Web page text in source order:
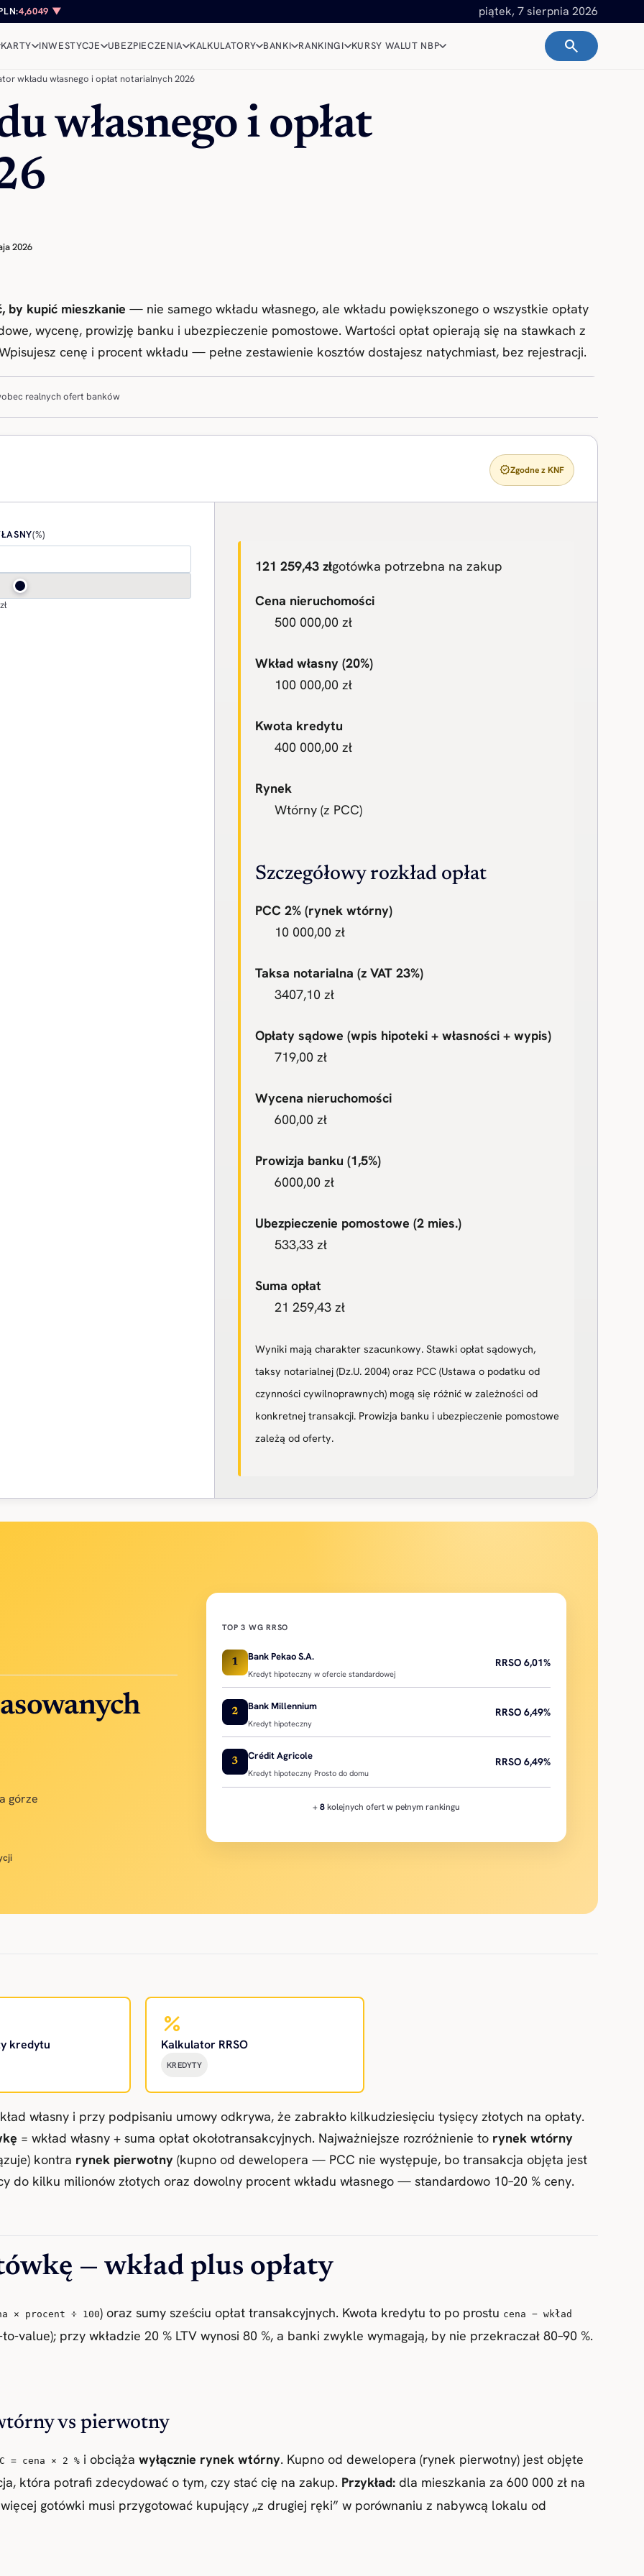
4,6049 ▼ piątek, 7 sierpnia 2026
KARTY INWESTYCJE UBEZPIECZENIA KALKULATORY BANKI RANKINGI KURSY WALUT NBP search
wkładu własnego i opłat notarialnych 2026
własnego i opłat
2026
by kupić mieszkanie — nie samego wkładu własnego, ale wkładu powiększonego o wszystkie opłaty
wycenę, prowizję banku i ubezpieczenie pomostowe. Wartości opłat opierają się na stawkach z
cenę i procent wkładu — pełne zestawienie kosztów dostajesz natychmiast, bez rejestracji.
realnych ofert banków
verifiedZgodne z KNF
(%)
121 259,43 złgotówka potrzebna na zakup
Cena nieruchomości
500 000,00 zł
Wkład własny (20%)
100 000,00 zł
Kwota kredytu
400 000,00 zł
Rynek
Wtórny (z PCC)
Szczegółowy rozkład opłat
PCC 2% (rynek wtórny)
10 000,00 zł
Taksa notarialna (z VAT 23%)
3407,10 zł
Opłaty sądowe (wpis hipoteki + własności + wypis)
719,00 zł
Wycena nieruchomości
600,00 zł
Prowizja banku (1,5%)
6000,00 zł
Ubezpieczenie pomostowe (2 mies.)
533,33 zł
Suma opłat
21 259,43 zł
Wyniki mają charakter szacunkowy. Stawki opłat sądowych,
taksy notarialnej (Dz.U. 2004) oraz PCC (Ustawa o podatku od
czynności cywilnoprawnych) mogą się różnić w zależności od
konkretnej transakcji. Prowizja banku i ubezpieczenie pomostowe
zależą od oferty.
górze
TOP 3 WG RRSO
1 Bank Pekao S.A.
Kredyt hipoteczny w ofercie standardowej
RRSO 6,01%
2 Bank Millennium
Kredyt hipoteczny
RRSO 6,49%
3 Crédit Agricole
Kredyt hipoteczny Prosto do domu
RRSO 6,49%
+8kolejnych ofert w pełnym rankingu
kredytu
percent
Kalkulator RRSO
KREDYTY
własny i przy podpisaniu umowy odkrywa, że zabrakło kilkudziesięciu tysięcy złotych na opłaty.
= wkład własny + suma opłat okołotransakcyjnych. Najważniejsze rozróżnienie to rynek wtórny
kontra rynek pierwotny (kupno od dewelopera — PCC nie występuje, bo transakcja objęta jest
do kilku milionów złotych oraz dowolny procent wkładu własnego — standardowo 10–20 % ceny.
— wkład plus opłaty
× procent ÷ 100) oraz sumy sześciu opłat transakcyjnych. Kwota kredytu to po prostu cena − wkład
value); przy wkładzie 20 % LTV wynosi 80 %, a banki zwykle wymagają, by nie przekraczał 80–90 %.
vs pierwotny
= cena × 2 % i obciąża wyłącznie rynek wtórny. Kupno od dewelopera (rynek pierwotny) jest objęte
która potrafi zdecydować o tym, czy stać cię na zakup. Przykład: dla mieszkania za 600 000 zł na
gotówki musi przygotować kupujący „z drugiej ręki” w porównaniu z nabywcą lokalu od